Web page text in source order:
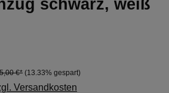
schwarz, weiß
€* (13.33% gespart)
Versandkosten